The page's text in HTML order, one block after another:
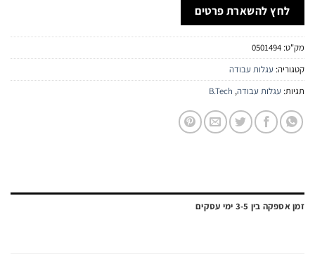
להשארת פרטים
0501494
עגלות עבודה
עגלות עבודה,
B.Tech
בין 3-5 ימי עסקים